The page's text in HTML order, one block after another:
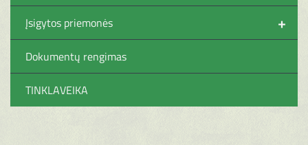
+
Įsigytos priemonės
Dokumentų rengimas
TINKLAVEIKA